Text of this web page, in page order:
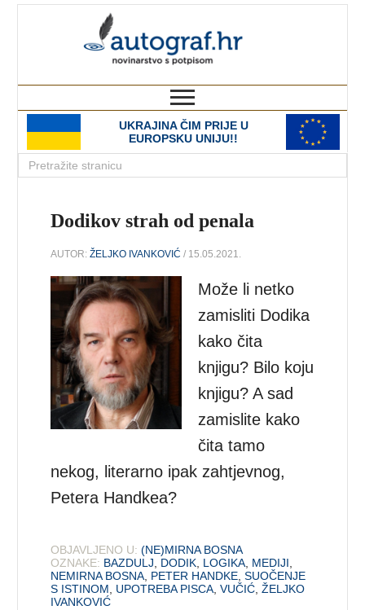
UKRAJINA ČIM PRIJE U
EUROPSKU UNIJU!!
Dodikov strah od penala
AUTOR:ŽELJKO IVANKOVIĆ / 15.05.2021.
Može li netko
zamisliti Dodika
kako čita
knjigu? Bilo koju
knjigu? A sad
zamislite kako
čita tamo
nekog, literarno ipak zahtjevnog,
Petera Handkea?
OBJAVLJENO U: (NE)MIRNA BOSNA
OZNAKE: BAZDULJ DODIK LOGIKA MEDIJI
NEMIRNA BOSNA PETER HANDKE ,SUOČENJE
S ISTINOM
UPOTREBA PISCA ,VUČIĆ ,ŽELJKO
IVANKOVIĆ